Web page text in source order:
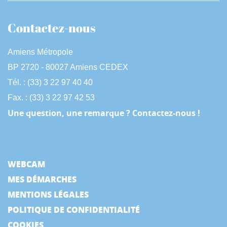
Contactez-nous
Amiens Métropole
BP 2720 - 80027 Amiens CEDEX
Tél. : (33) 3 22 97 40 40
Fax. : (33) 3 22 97 42 53
Une question, une remarque ? Contactez-nous !
WEBCAM
MES DÉMARCHES
MENTIONS LÉGALES
POLITIQUE DE CONFIDENTIALITÉ
COOKIES